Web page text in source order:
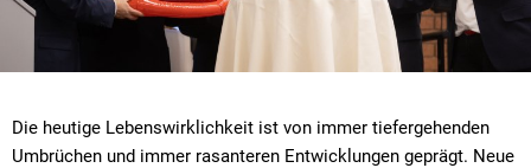
Die heutige Lebenswirklichkeit ist von immer tiefergehenden
Umbrüchen und immer rasanteren Entwicklungen geprägt. Neue